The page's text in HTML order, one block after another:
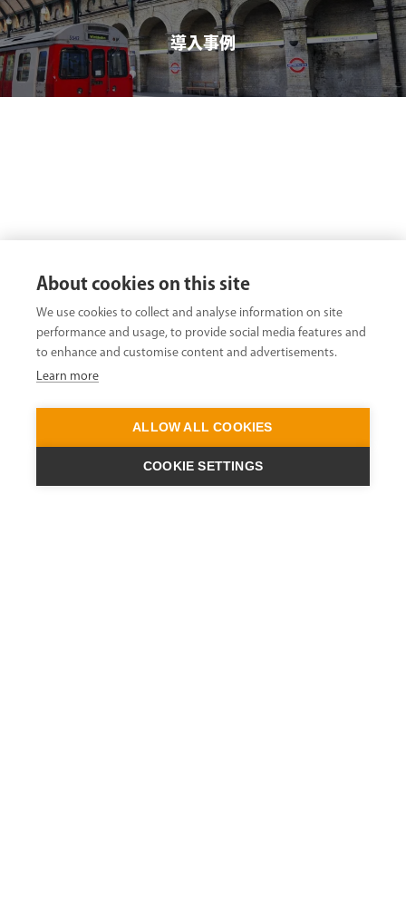
導入事例
About cookies on this site
We use cookies to collect and analyse information on site
performance and usage, to provide social media features and
to enhance and customise content and advertisements.
Learn more
ALLOW ALL COOKIES
COOKIE SETTINGS